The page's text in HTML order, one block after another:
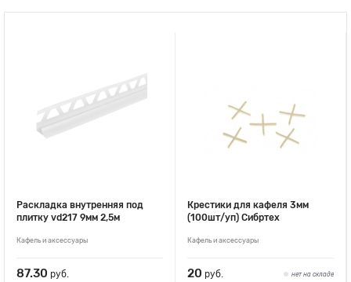
Раскладка внутренняя под
плитку vd217 9мм 2,5м
Кафель и аксессуары
87.30 руб.
Крестики для кафеля 3мм
(100шт/уп) Сибртех
Кафель и аксессуары
20 руб. нет на складе